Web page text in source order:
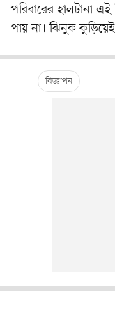
পরিবারের হালটানা
পায় না। ঝিনুক